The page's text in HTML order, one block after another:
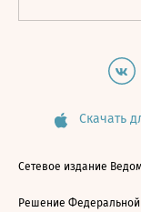
Скачать
Сетевое издание
Решение